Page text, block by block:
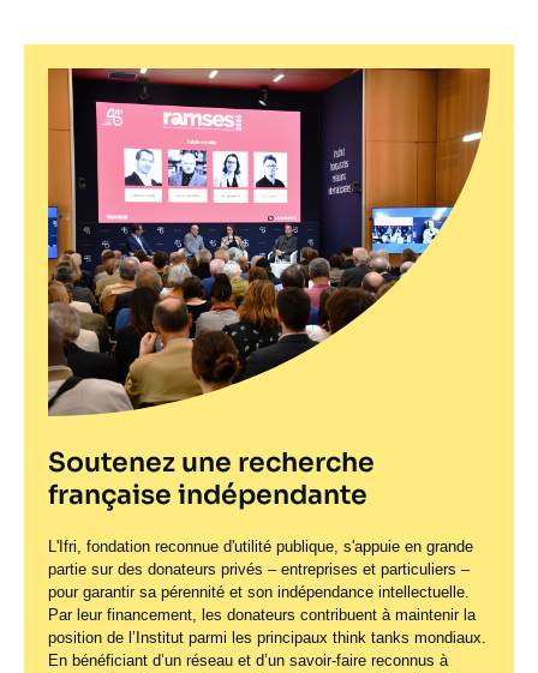
Soutenez une recherche
française indépendante
L'Ifri, fondation reconnue d'utilité publique, s'appuie en grande
partie sur des donateurs privés – entreprises et particuliers –
pour garantir sa pérennité et son indépendance intellectuelle.
Par leur financement, les donateurs contribuent à maintenir la
position de l’Institut parmi les principaux think tanks mondiaux.
En bénéficiant d’un réseau et d’un savoir-faire reconnus à